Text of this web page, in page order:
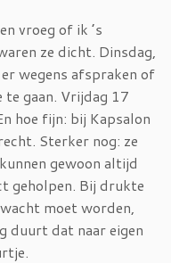
vroeg of ik ’s
ze dicht. Dinsdag,
wegens afspraken of
te gaan. Vrijdag 17
hoe fijn: bij Kapsalon
Sterker nog: ze
gewoon altijd
geholpen. Bij drukte
moet worden,
duurt dat naar eigen